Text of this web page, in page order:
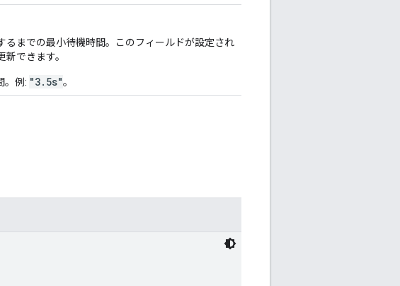
るまでの最小待機時間。このフィールドが設定され
できます。
。例: "3.5s"。